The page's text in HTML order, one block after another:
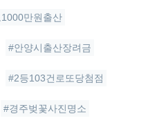
만원출산
#안양시출산장려금
#2등103건로또당첨점
#경주벚꽃사진명소